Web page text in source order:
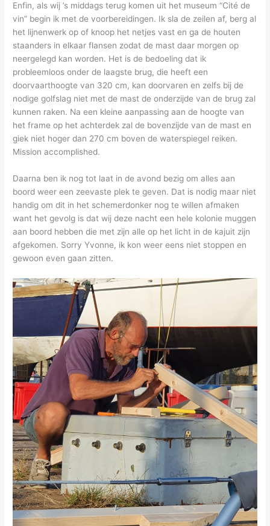
Enfin, als wij ’s middags terug komen uit het museum “Cité de
vin” begin ik met de voorbereidingen. Ik sla de zeilen af, berg al
het lijnenwerk op of knoop het netjes vast en ga de houten
staanders in elkaar flansen zodat de mast daar morgen op
neergelegd kan worden. Het is de bedoeling dat ik
probleemloos onder de laagste brug, die heeft een
doorvaarthoogte van 320 cm, kan doorvaren en zelfs bij de
nodige golfslag niet met de mast de onderzijde van de brug zal
kunnen raken. Na een kleine aanpassing aan de hoogte van
het frame op het achterdek zal de bovenzijde van de mast en
giek niet hoger dan 270 cm boven de waterspiegel reiken.
Mission accomplished.
Daarna ben ik nog tot laat in de avond bezig om alles aan
boord weer een zeevaste plek te geven. Dat is nodig maar niet
handig om dit in het schemerdonker nog te willen afmaken
want het gevolg is dat wij deze nacht een hele kolonie muggen
aan boord hebben die met zijn alle op het licht in de kajuit zijn
afgekomen. Sorry Yvonne, ik kon weer eens niet stoppen en
gewoon even gaan zitten.